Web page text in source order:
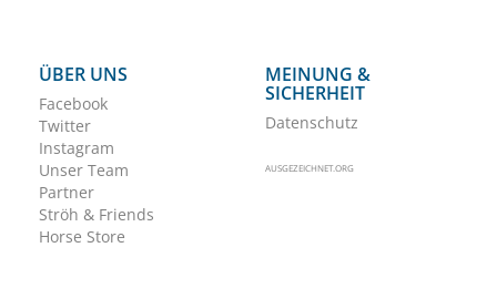
ÜBER UNS
Facebook
Twitter
Instagram
Unser Team
Partner
Ströh & Friends
Horse Store
MEINUNG &
SICHERHEIT
Datenschutz
AUSGEZEICHNET.ORG